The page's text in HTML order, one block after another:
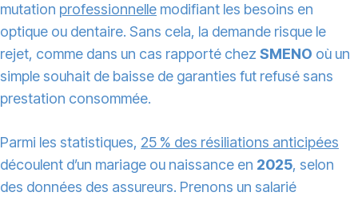
mutation professionnelle modifiant les besoins en
optique ou dentaire. Sans cela, la demande risque le
rejet, comme dans un cas rapporté chez SMENO où un
simple souhait de baisse de garanties fut refusé sans
prestation consommée.
Parmi les statistiques, 25 % des résiliations anticipées
découlent d’un mariage ou naissance en 2025, selon
des données des assureurs. Prenons un salarié